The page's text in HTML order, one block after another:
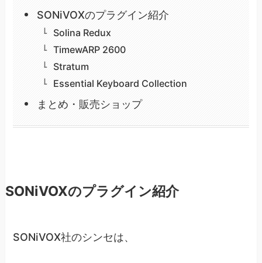
SONiVOXのプラグイン紹介
Solina Redux
TimewARP 2600
Stratum
Essential Keyboard Collection
まとめ・販売ショップ
SONiVOXのプラグイン紹介
SONiVOX社のシンセは、